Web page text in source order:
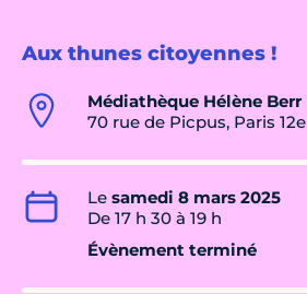
Aux thunes citoyennes !
Médiathèque Hélène Berr
70 rue de Picpus, Paris 12e
Le samedi 8 mars 2025
De 17 h 30 à 19 h
Évènement terminé